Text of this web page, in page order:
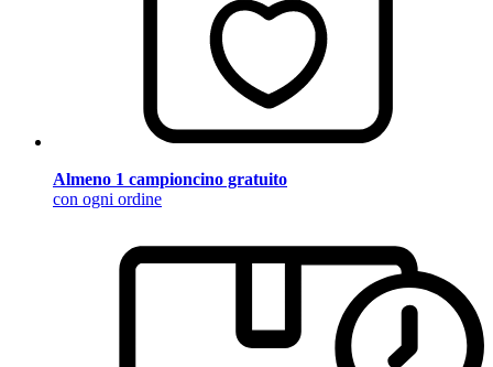
Almeno 1 campioncino gratuito
con ogni ordine